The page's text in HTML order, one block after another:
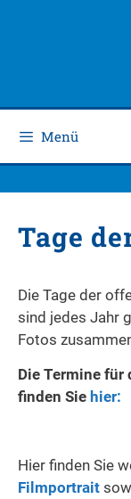
Menü
Tage
Die Tage der
sind jedes Jahr
Fotos
Die Termine für
finden Sie hier:
Hier finden Sie
Filmportrait